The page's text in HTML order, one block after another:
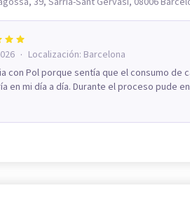
· Localización: Barcelona
con Pol porque sentía que el consumo de
en mi día a día. Durante el proceso pude